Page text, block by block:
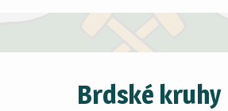
Brdské kruhy